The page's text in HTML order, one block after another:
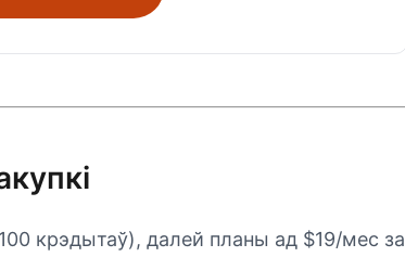
крэдытаў), далей планы ад $19/мес за